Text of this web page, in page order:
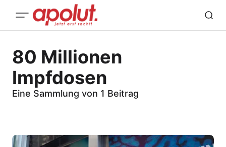
80 Millionen
Impfdosen
Eine Sammlung von 1 Beitrag